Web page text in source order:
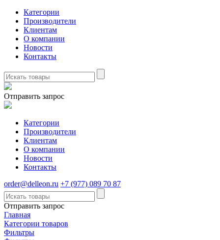
Категории
Производители
Клиентам
О компании
Новости
Контакты
Отправить запрос
Категории
Производители
Клиентам
О компании
Новости
Контакты
order@delleon.ru +7 (977) 089 70 87
Отправить запрос
Главная
Категории товаров
Фильтры